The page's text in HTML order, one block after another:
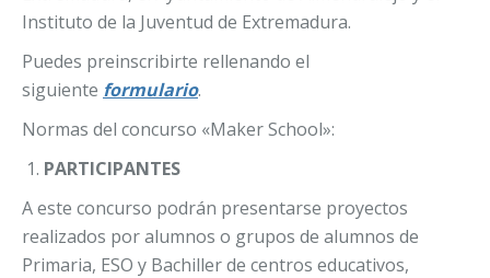
Instituto de la Juventud de Extremadura.
Puedes preinscribirte rellenando el
siguiente formulario.
Normas del concurso «Maker School»:
PARTICIPANTES
A este concurso podrán presentarse proyectos
realizados por alumnos o grupos de alumnos de
Primaria, ESO y Bachiller de centros educativos,